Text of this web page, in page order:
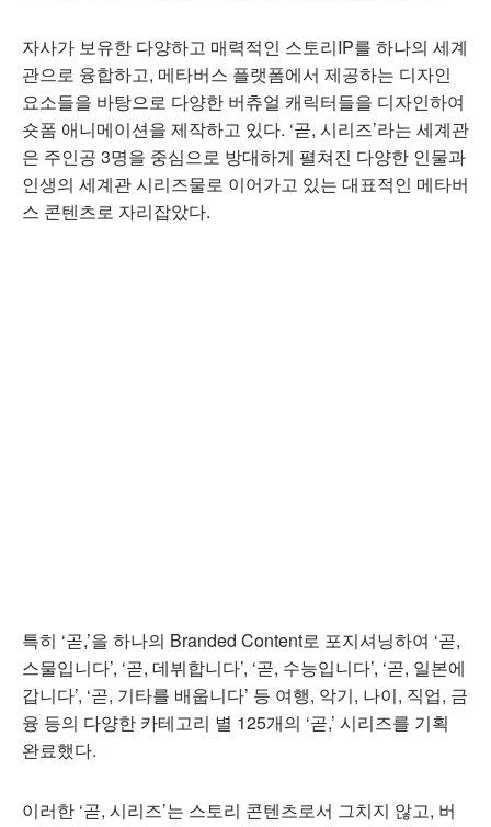
자사가 보유한 다양하고 매력적인 스토리IP를 하나의 세계
관으로 융합하고, 메타버스 플랫폼에서 제공하는 디자인
요소들을 바탕으로 다양한 버츄얼 캐릭터들을 디자인하여
숏폼 애니메이션을 제작하고 있다. ‘곧, 시리즈’라는 세계관
은 주인공 3명을 중심으로 방대하게 펼쳐진 다양한 인물과
인생의 세계관 시리즈물로 이어가고 있는 대표적인 메타버
스 콘텐츠로 자리잡았다.
특히 ‘곧,’을 하나의 Branded Content로 포지셔닝하여 ‘곧,
스물입니다’, ‘곧, 데뷔합니다’, ‘곧, 수능입니다’, ‘곧, 일본에
갑니다’, ‘곧, 기타를 배웁니다’ 등 여행, 악기, 나이, 직업, 금
융 등의 다양한 카테고리 별 125개의 ‘곧,’ 시리즈를 기획
완료했다.
이러한 ‘곧, 시리즈’는 스토리 콘텐츠로서 그치지 않고, 버